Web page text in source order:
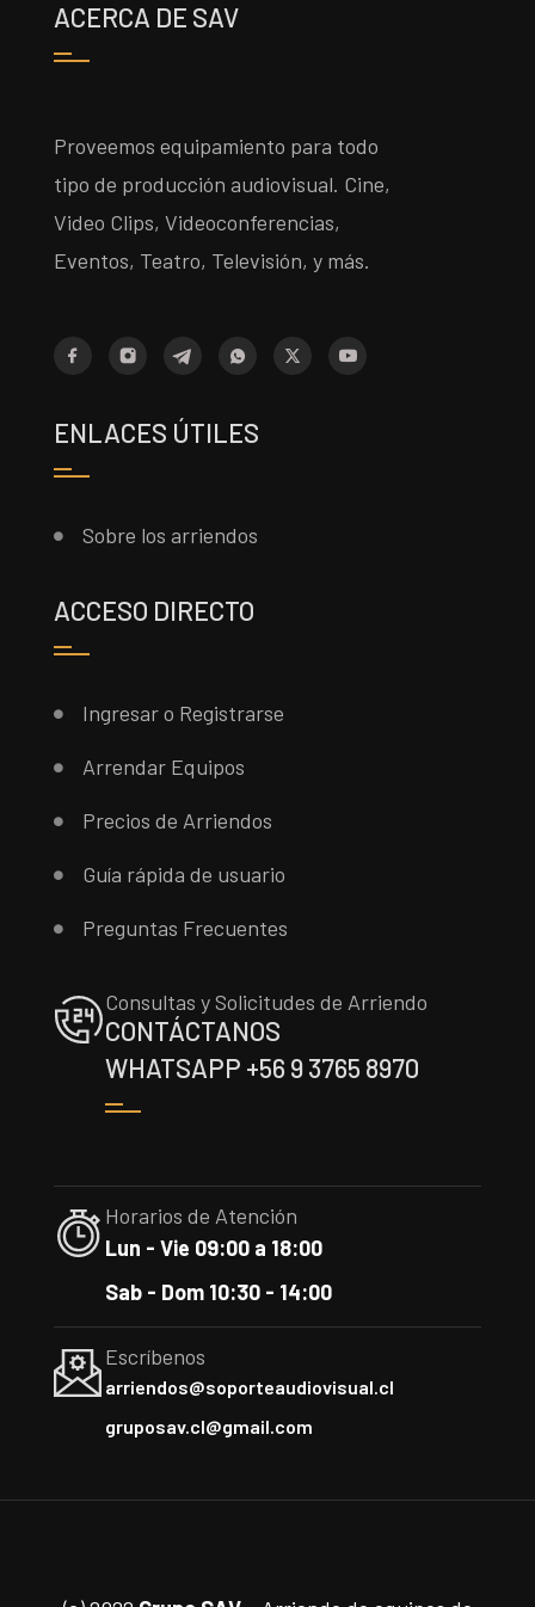
ACERCA DE SAV
Proveemos equipamiento para todo
tipo de producción audiovisual. Cine,
Video Clips, Videoconferencias,
Eventos, Teatro, Televisión, y más.
ENLACES ÚTILES
Sobre los arriendos
ACCESO DIRECTO
Ingresar o Registrarse
Arrendar Equipos
Precios de Arriendos
Guía rápida de usuario
Preguntas Frecuentes
Consultas y Solicitudes de Arriendo
CONTÁCTANOS
WHATSAPP +56 9 3765 8970
Horarios de Atención
Lun - Vie 09:00 a 18:00
Sab - Dom 10:30 - 14:00
Escríbenos
arriendos@soporteaudiovisual.cl
gruposav.cl@gmail.com